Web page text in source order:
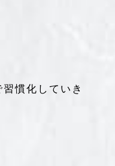
慣化していき